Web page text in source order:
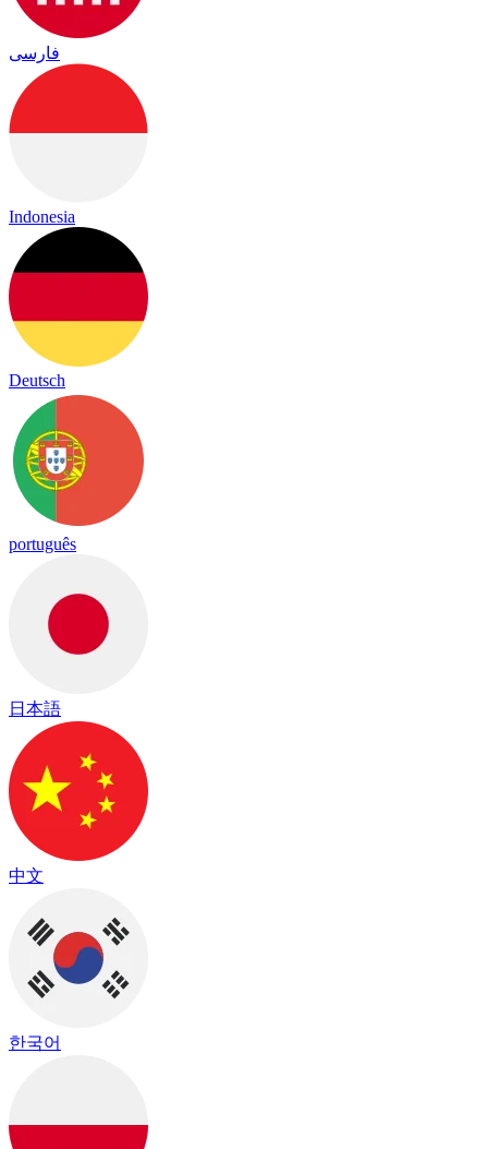
فارسی
Indonesia
Deutsch
português
日本語
中文
한국어